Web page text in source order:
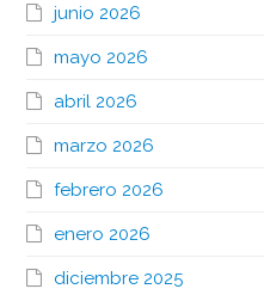
junio 2026
mayo 2026
abril 2026
marzo 2026
febrero 2026
enero 2026
diciembre 2025